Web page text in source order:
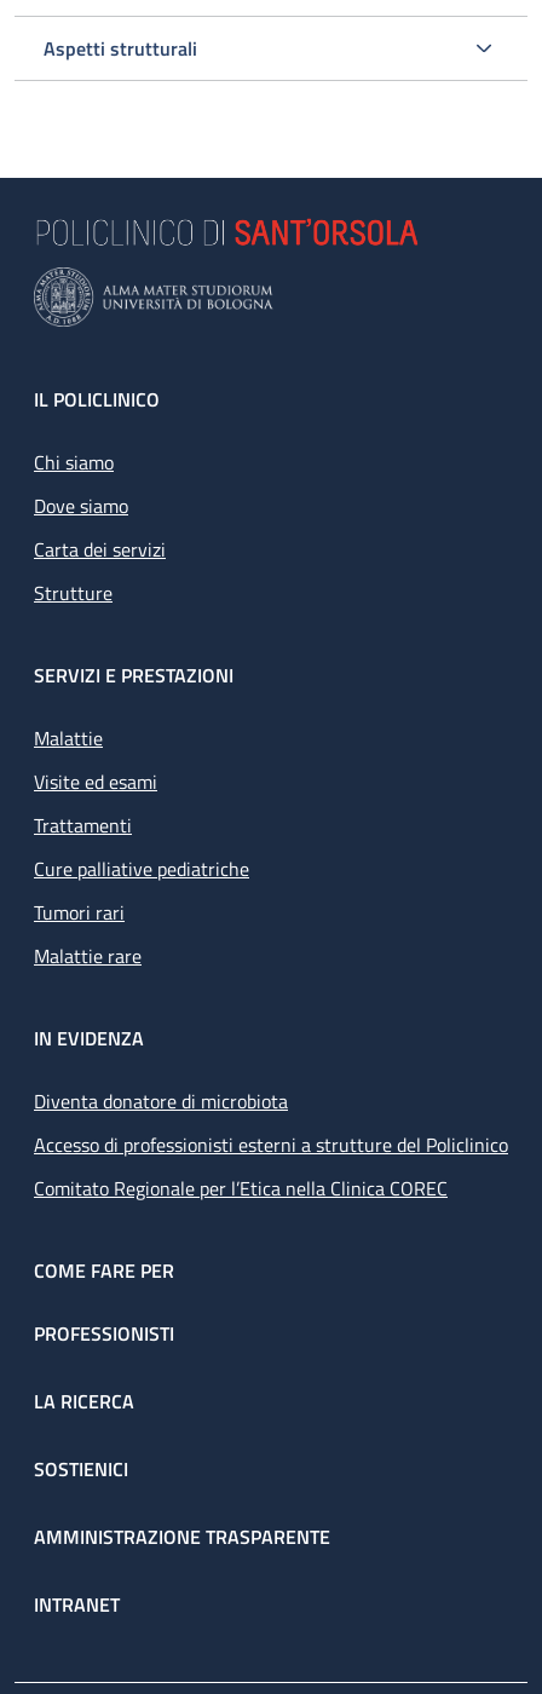
Aspetti strutturali
Footer
IL POLICLINICO
Chi siamo
Dove siamo
Carta dei servizi
Strutture
SERVIZI E PRESTAZIONI
Malattie
Visite ed esami
Trattamenti
Cure palliative pediatriche
Tumori rari
Malattie rare
IN EVIDENZA
Diventa donatore di microbiota
Accesso di professionisti esterni a strutture del Policlinico
Comitato Regionale per l’Etica nella Clinica COREC
COME FARE PER
PROFESSIONISTI
LA RICERCA
SOSTIENICI
AMMINISTRAZIONE TRASPARENTE
INTRANET